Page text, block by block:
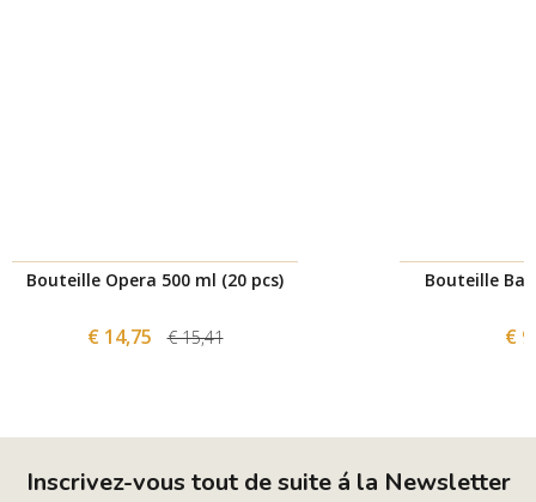
Bouteille Opera 500 ml (20 pcs)
€ 14,75 € 15,41
Bouteille
€
Inscrivez-vous tout de suite á la Newsletter